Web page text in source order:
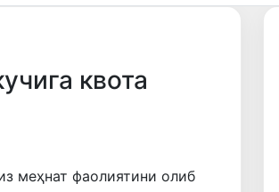
квота
меҳнат фаолиятини олиб